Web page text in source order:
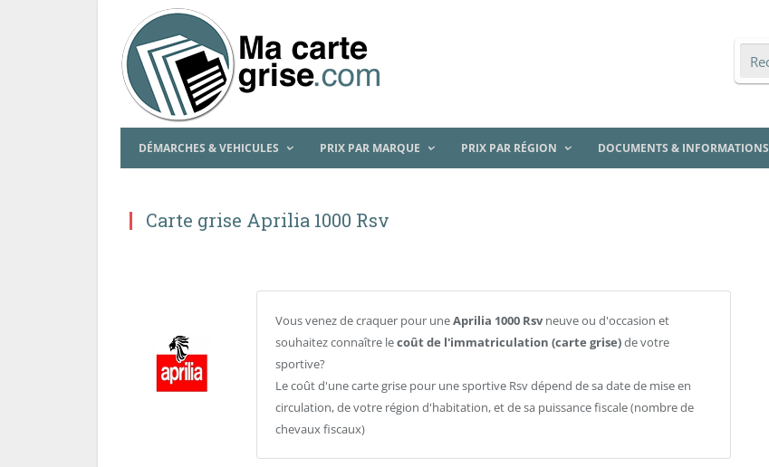
DÉMARCHES & VEHICULES PRIX PAR MARQUE PRIX PAR RÉGION DOCUMENTS & INFORMATIONS
Carte grise Aprilia 1000 Rsv
Vous venez de craquer pour uneAprilia 1000 Rsvneuve ou d'occasion et
souhaitez connaître lecoût de l'immatriculation (carte grise)de votre
sportive?
Le coût d'une carte grise pour une sportive Rsv dépend de sa date de mise en
circulation, de votre région d'habitation, et de sa puissance fiscale (nombre de
chevaux fiscaux)